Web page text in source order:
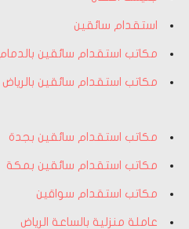
استقدام سائقين
مكاتب استقدام سائقين بالدمام
مكاتب استقدام سائقين بالرياض
مكاتب استقدام سائقين بجدة
مكاتب استقدام سائقين بمكة
مكاتب استقدام سواقين
عاملة منزلية بالساعة الرياض